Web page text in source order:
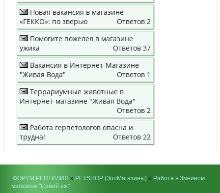
Новая вакансия в магазине
«ГЕККО»: по зверью
Ответов 2
Помогите пожелел в магазине
ужика
Ответов 37
Вакансия в Интернет-Магазине
"Живая Вода"
Ответов 1
Террариумные животные в
Интернет-магазине "Живая Вода"
Ответов 2
Работа герпетологов опасна и
трудна!
Ответов 22
ФОРУМ РЕПТИЛИЯ » PETSHOP (ЗооМагазины)» Работа в Змеином
магазине "Синий ёж"